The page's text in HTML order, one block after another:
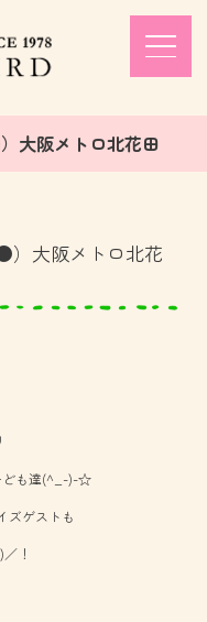
大阪メトロ北花田
大阪メトロ北花
ども達(^_-)-☆
ズゲストも
！